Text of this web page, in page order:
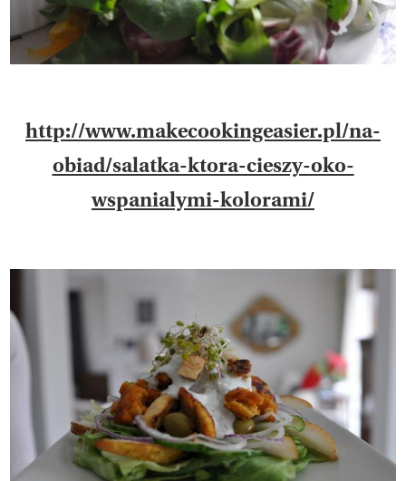
http://www.makecookingeasier.pl/na-
obiad/salatka-ktora-cieszy-oko-
wspanialymi-kolorami/